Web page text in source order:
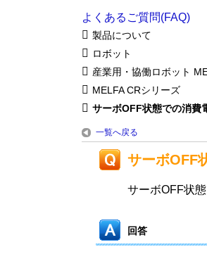
よくあるご質問(FAQ)
製品について
ロボット
産業用・協働ロボット
MELFA CRシリーズ
サーボOFF状態での消費
一覧へ戻る
サーボOFF
サーボOFF状
回答